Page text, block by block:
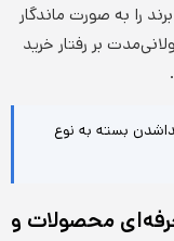
را به صورت ماندگار
بر رفتار خرید
بسته به نوع
محصولات و